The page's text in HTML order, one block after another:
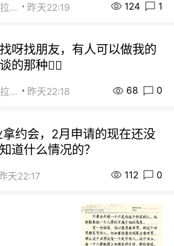
巴黎小卡拉咪 昨天22:19 124 1
呀找朋友，有人可以做我的
的那种😮‍💨
巴黎小卡拉咪 昨天22:18 68 0
约会，2月申请的现在还没
道什么情况的？
昨天22:17 112 0